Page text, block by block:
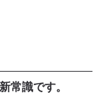
常識です。